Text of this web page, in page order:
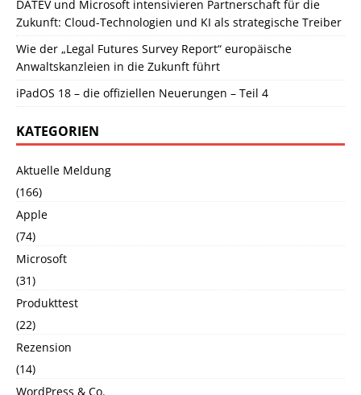
DATEV und Microsoft intensivieren Partnerschaft für die
Zukunft: Cloud-Technologien und KI als strategische Treiber
Wie der „Legal Futures Survey Report“ europäische
Anwaltskanzleien in die Zukunft führt
iPadOS 18 – die offiziellen Neuerungen – Teil 4
KATEGORIEN
Aktuelle Meldung
(166)
Apple
(74)
Microsoft
(31)
Produkttest
(22)
Rezension
(14)
WordPress & Co.